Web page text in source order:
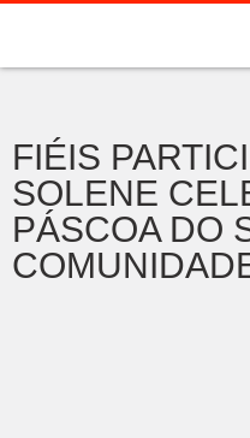
FIÉIS
SOLENE
PÁSCOA DO